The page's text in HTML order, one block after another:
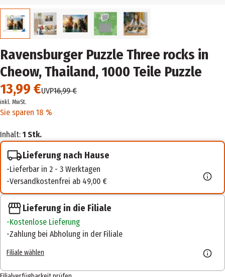
Ravensburger Puzzle Three rocks in
Cheow, Thailand, 1000 Teile Puzzle
13,99 €UVP16,99 €
inkl. MwSt.
Sie sparen 18 %
Inhalt: 1 Stk.
Lieferung nach Hause
Lieferbar in 2 - 3 Werktagen
Versandkostenfrei ab 49,00 €
Lieferung in die Filiale
Kostenlose Lieferung
Zahlung bei Abholung in der Filiale
Filiale wählen